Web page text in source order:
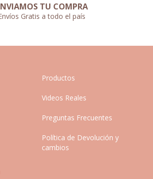
TU COMPRA
Gratis a todo el país
Productos
Videos Reales
Preguntas Frecuentes
Política de Devolución y
cambios